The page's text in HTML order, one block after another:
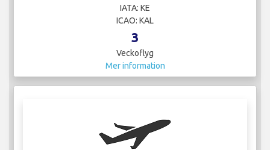
IATA: KE
ICAO: KAL
3
Veckoflyg
Mer information